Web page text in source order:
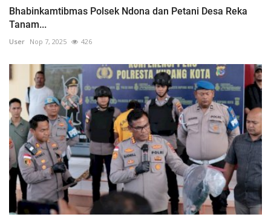
Bhabinkamtibmas Polsek Ndona dan Petani Desa Reka
Tanam...
User Nop 7, 2025 426